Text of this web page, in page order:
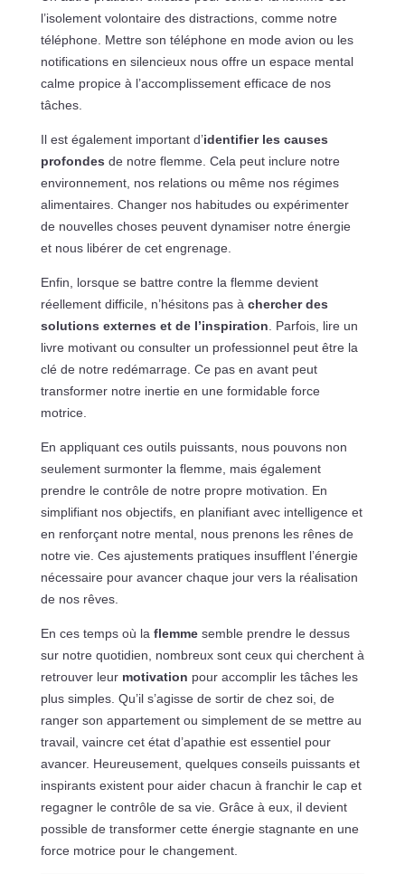
l’isolement volontaire des distractions, comme notre
téléphone. Mettre son téléphone en mode avion ou les
notifications en silencieux nous offre un espace mental
calme propice à l’accomplissement efficace de nos
tâches.
Il est également important d’identifier les causes
profondes de notre flemme. Cela peut inclure notre
environnement, nos relations ou même nos régimes
alimentaires. Changer nos habitudes ou expérimenter
de nouvelles choses peuvent dynamiser notre énergie
et nous libérer de cet engrenage.
Enfin, lorsque se battre contre la flemme devient
réellement difficile, n’hésitons pas à chercher des
solutions externes et de l’inspiration . Parfois, lire un
livre motivant ou consulter un professionnel peut être la
clé de notre redémarrage. Ce pas en avant peut
transformer notre inertie en une formidable force
motrice.
En appliquant ces outils puissants, nous pouvons non
seulement surmonter la flemme, mais également
prendre le contrôle de notre propre motivation. En
simplifiant nos objectifs, en planifiant avec intelligence et
en renforçant notre mental, nous prenons les rênes de
notre vie. Ces ajustements pratiques insufflent l’énergie
nécessaire pour avancer chaque jour vers la réalisation
de nos rêves.
En ces temps où la flemmesemble prendre le dessus
sur notre quotidien, nombreux sont ceux qui cherchent à
retrouver leur motivation pour accomplir les tâches les
plus simples. Qu’il s’agisse de sortir de chez soi, de
ranger son appartement ou simplement de se mettre au
travail, vaincre cet état d’apathie est essentiel pour
avancer. Heureusement, quelques conseils puissants et
inspirants existent pour aider chacun à franchir le cap et
regagner le contrôle de sa vie. Grâce à eux, il devient
possible de transformer cette énergie stagnante en une
force motrice pour le changement.